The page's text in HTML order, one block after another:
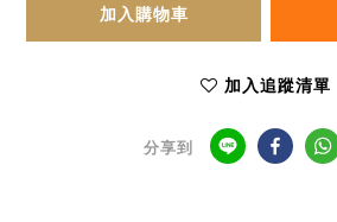
加入購物車
加入追蹤清單
分享到